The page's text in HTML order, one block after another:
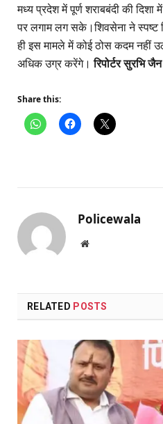
​मध्य प्रदेश में पूर्ण शराबबंदी की दिशा
पर लगाम लग सके।​शिवसेना ने स्पष्ट
ही इस मामले में कोई ठोस कदम नहीं
अधिक उग्र करेंगे।रिपोर्टर सुरभि
Share this:
Policewala
Website
RELATED POSTS